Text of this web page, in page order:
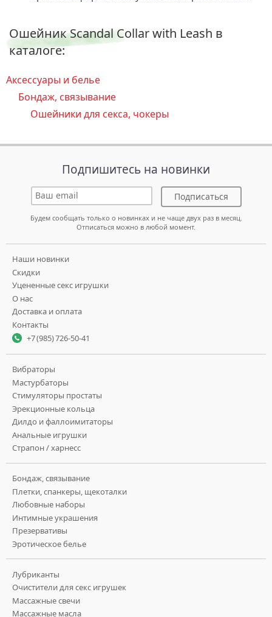
Ошейник Scandal Collar with Leash в
каталоге:
Аксессуары и белье
Бондаж, связывание
Ошейники для секса, чокеры
Подпишитесь на новинки
Подписаться
Будем сообщать только о новинках и не чаще двух раз в месяц.
Отписаться можно в любой момент.
Наши новинки
Скидки
Уцененные секс игрушки
О нас
Доставка и оплата
Контакты
+7 (985) 726-50-41
Вибраторы
Мастурбаторы
Стимуляторы простаты
Эрекционные кольца
Дилдо и фаллоимитаторы
Анальные игрушки
Страпон / харнесс
Бондаж, связывание
Плетки, спанкеры, щекоталки
Любовные наборы
Интимные украшения
Презервативы
Эротическое белье
Лубриканты
Очистители для секс игрушек
Массажные свечи
Массажные масла